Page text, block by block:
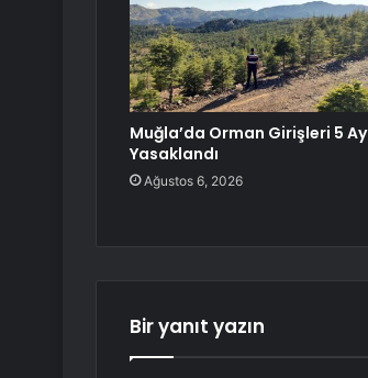
Muğla’da Orman Girişleri 5 Ay
Yasaklandı
Ağustos 6, 2026
Bir yanıt yazın